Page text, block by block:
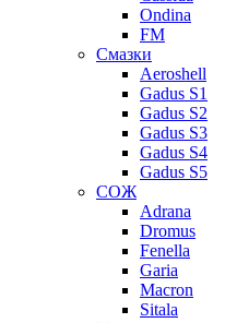
Ondina
FM
Смазки
Aeroshell
Gadus S1
Gadus S2
Gadus S3
Gadus S4
Gadus S5
СОЖ
Adrana
Dromus
Fenella
Garia
Macron
Sitala